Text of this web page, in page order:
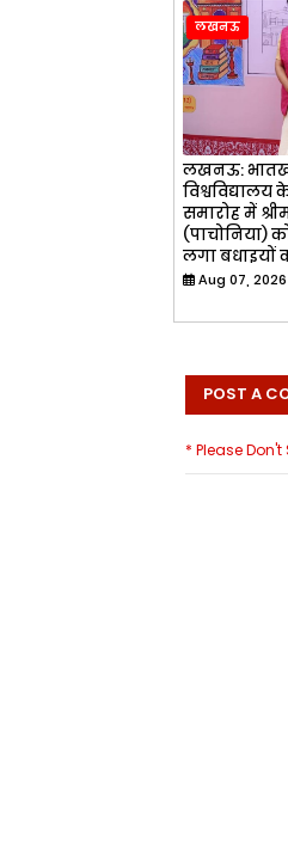
लखनऊ
लखनऊ:
विश्वविद्यालय
समारोह में
(पाचोनिया)
लगा बधाइयों
Aug 07, 2026
POST A
* Please